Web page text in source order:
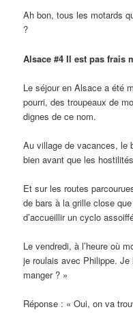
Ah bon, tous les motards
?
Alsace #4 Il est pas frais
Le séjour en Alsace a été
pourri, des troupeaux de
dignes de ce nom.
Au village de vacances, le
bien avant que les
Et sur les routes
de bars à la grille close
d’accueillir un cyclo
Le vendredi, à l’heure où
je roulais avec Philippe. Je
manger ? »
Réponse : « Oui, on va